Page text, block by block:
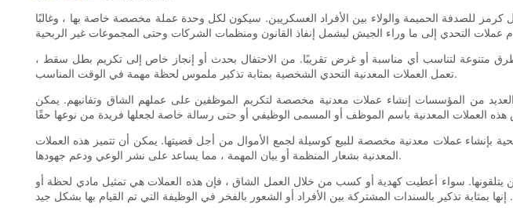
كرمز للصدفة الحميمة والولاء بين الأفراد العسكريين. سيكون لكل وحدة عملة مخصصة خاصة بها ، وغالبًا
بطرق متنوعة لتناسب أي مناسبة أو غرض تقريبًا. من الاحتفال بحدث أو إنجاز خاص إلى تكريم بطل سقط ،
تعمل العملات المعدنية التحدي الشخصية بمثابة تذكير ملموس لحظة مهمة في الوقت المناسب.
من المؤسسات إنشاء عملات معدنية مخصصة لتكريم الموظفين على عملهم الشاق وتفانيهم. يمكن
بإنشاء عملات معدنية مخصصة للبيع كوسيلة لجمع الأموال من أجل قضيتها. يمكن أن تتميز هذه العملات
المعدنية بشعار المنظمة أو بيان المهمة ، مما يساعد على نشر الوعي ودعم جهودها.
يتلقونها. سواء أعطيت كهدية أو كسب من خلال العمل الشاق ، فإن هذه العملات هي تمثيل مادي لحظة أو